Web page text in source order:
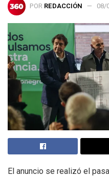
POR REDACCIÓN 08/
El anuncio se realizó el